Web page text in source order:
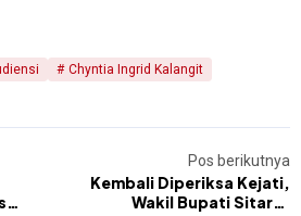
Chyntia Ingrid Kalangit
Pos berikutnya
Kembali Diperiksa Kejati,
Wakil Bupati Sitaro: